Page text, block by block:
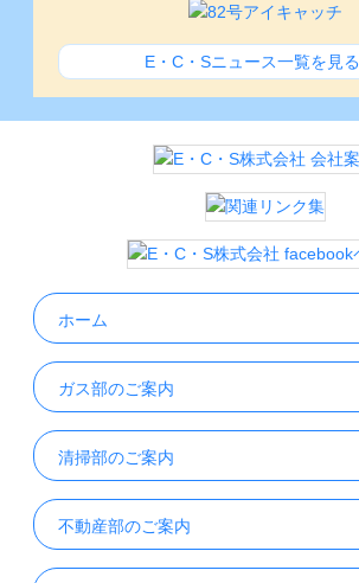
E・C・Sニュース一覧を見る
ホーム
ガス部のご案内
清掃部のご案内
不動産部のご案内